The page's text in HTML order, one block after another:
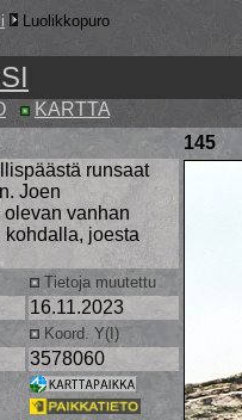
Luolikkopuro
KARTTA
145
runsaat
Joen
olevan vanhan
kohdalla, joesta
Tietoja muutettu
16.11.2023
Koord. Y(I)
3578060